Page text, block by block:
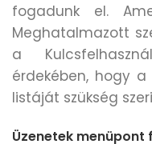
fogadunk el.
Meghatalmazott
a
érdekében, hogy
listáját szükség
Üzenetek